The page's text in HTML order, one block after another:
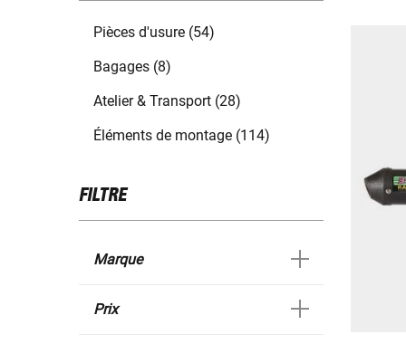
Pièces d'usure (54)
Bagages (8)
Atelier & Transport (28)
Éléments de montage (114)
FILTRE
Marque
Prix